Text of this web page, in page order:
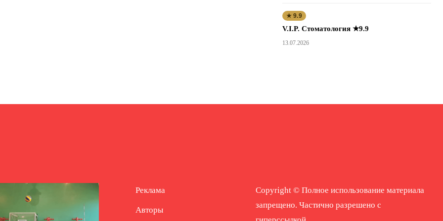
★ 9.9
V.I.P. Стоматология ★9.9
13.07.2026
Реклама
Авторы
Copyright © Полное использование материала
запрещено. Частично разрешено с